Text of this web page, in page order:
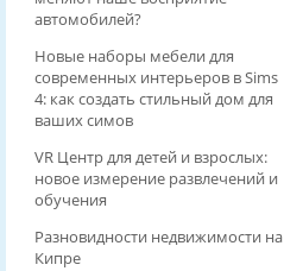
автомобилей?
Новые наборы мебели для
современных интерьеров в Sims
4: как создать стильный дом для
ваших симов
VR Центр для детей и взрослых:
новое измерение развлечений и
обучения
Разновидности недвижимости на
Кипре